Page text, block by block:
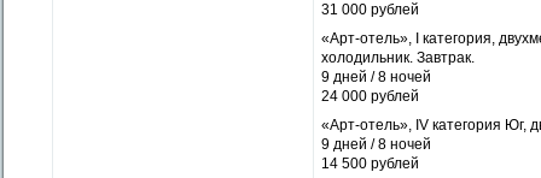
31 000 рублей
«Арт-отель», I категория,
холодильник. Завтрак.
9 дней / 8 ночей
24 000 рублей
«Арт-отель», IV категория Юг,
9 дней / 8 ночей
14 500 рублей